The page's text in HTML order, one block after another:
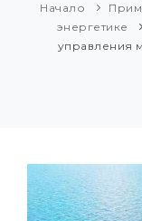
Начало
энергетике
управления